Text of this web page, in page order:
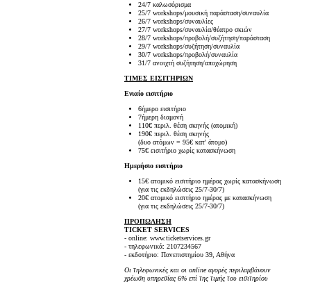
24/7 καλωσόρισμα
25/7 workshops/μουσική παράσταση/συναυλία
26/7 workshops/συναυλίες
27/7 workshops/συναυλία/θέατρο σκιών
28/7 workshops/προβολή/συζήτηση/παράσταση
29/7 workshops/συζήτηση/συναυλία
30/7 workshops/προβολή/συναυλία
31/7 ανοιχτή συζήτηση/αποχώρηση
ΤΙΜΕΣ ΕΙΣΙΤΗΡΙΩΝ
Ενιαίο εισιτήριο
6ήμερο εισιτήριο
7ήμερη διαμονή
110€ περιλ. θέση σκηνής (ατομική)
190€ περιλ. θέση σκηνής
(δυο ατόμων = 95€ κατ' άτομο)
75€ εισιτήριο χωρίς κατασκήνωση
Ημερήσιο εισιτήριο
15€ ατομικό εισιτήριο ημέρας χωρίς κατασκήνωση
(για τις εκδηλώσεις 25/7-30/7)
20€ ατομικό εισιτήριο ημέρας με κατασκήνωση
(για τις εκδηλώσεις 25/7-30/7)
ΠΡΟΠΩΛΗΣΗ
TICKET SERVICES
- online: www.ticketservices.gr
- τηλεφωνικά: 2107234567
- εκδοτήριο: Πανεπιστημίου 39, Αθήνα
Οι τηλεφωνικές και οι online αγορές περιλαμβάνουν
χρέωση υπηρεσίας 6% επί της τιμής του εισιτηρίου